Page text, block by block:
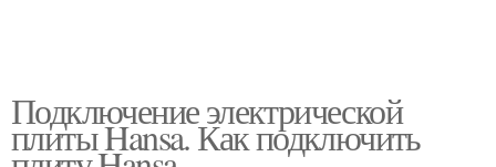
Подключение электрической
плиты Hansa. Как подключить